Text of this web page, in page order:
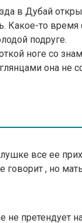
в Дубай
Какое-то
подруге.
ноге со
она не
все ее
говорит , но
претендует